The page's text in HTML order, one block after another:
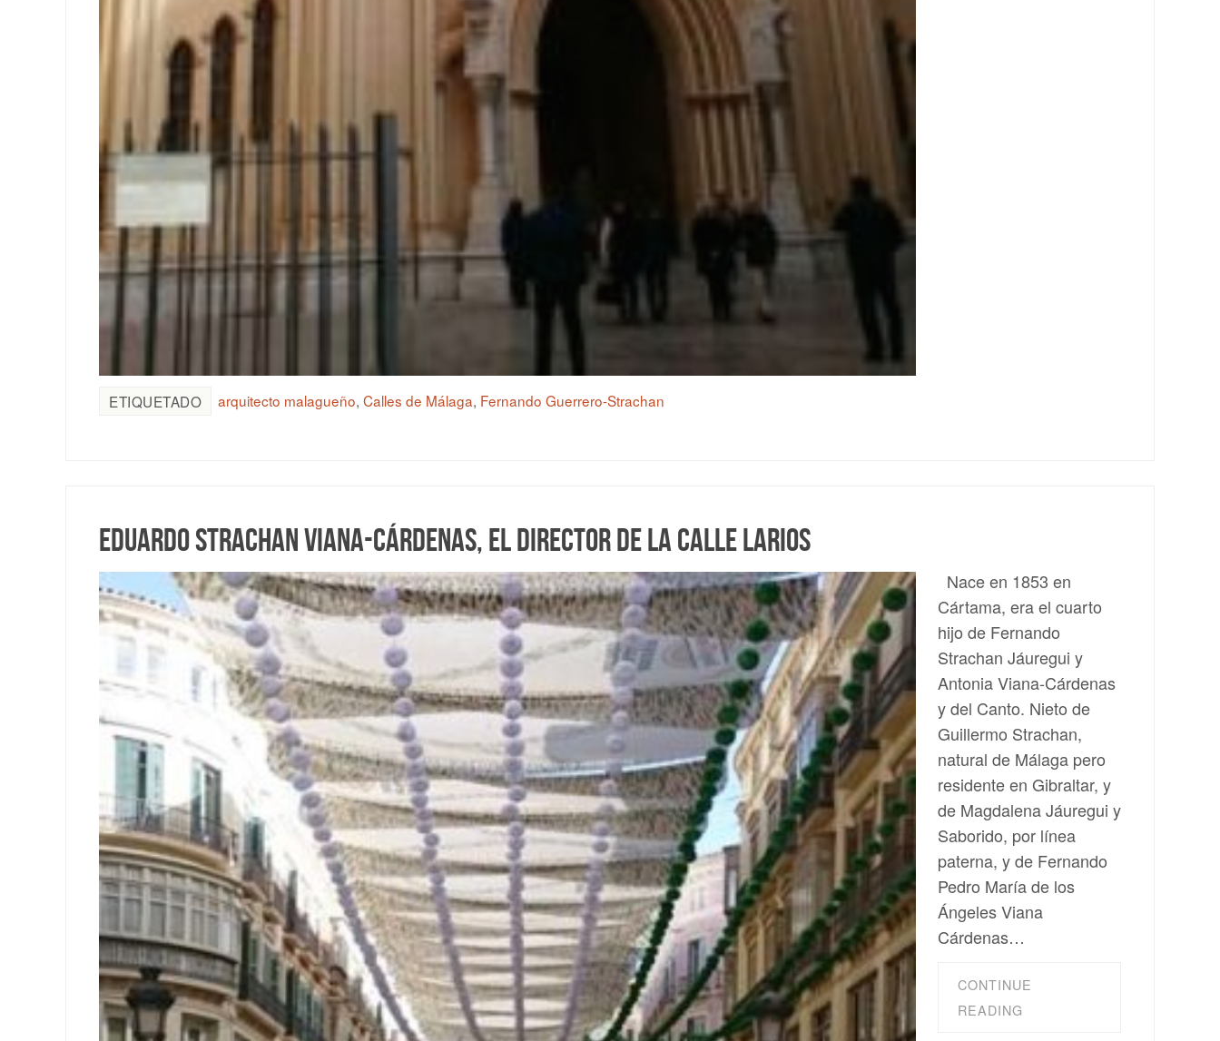
ETIQUETADO arquitecto malagueño, Calles de Málaga, Fernando Guerrero-Strachan
Eduardo Strachan Viana-Cárdenas, el director de la calle Larios
Nace en 1853 en
Cártama, era el cuarto
hijo de Fernando
Strachan Jáuregui y
Antonia Viana-Cárdenas
y del Canto. Nieto de
Guillermo Strachan,
natural de Málaga pero
residente en Gibraltar, y
de Magdalena Jáuregui y
Saborido, por línea
paterna, y de Fernando
Pedro María de los
Ángeles Viana
Cárdenas…
CONTINUE
READING